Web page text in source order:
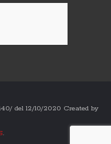
del 12/10/2020 Created by
.